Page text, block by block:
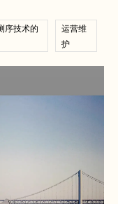
序技术的
运营维
护